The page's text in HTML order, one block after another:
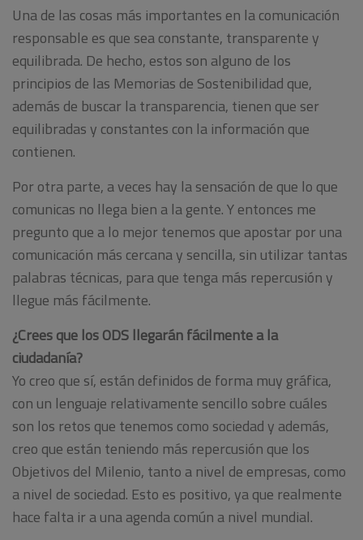
Una de las cosas más importantes en la comunicación
responsable es que sea constante, transparente y
equilibrada. De hecho, estos son alguno de los
principios de las Memorias de Sostenibilidad que,
además de buscar la transparencia, tienen que ser
equilibradas y constantes con la información que
contienen.
Por otra parte, a veces hay la sensación de que lo que
comunicas no llega bien a la gente. Y entonces me
pregunto que a lo mejor tenemos que apostar por una
comunicación más cercana y sencilla, sin utilizar tantas
palabras técnicas, para que tenga más repercusión y
llegue más fácilmente.
¿Crees que los ODS llegarán fácilmente a la
ciudadanía?
Yo creo que sí, están definidos de forma muy gráfica,
con un lenguaje relativamente sencillo sobre cuáles
son los retos que tenemos como sociedad y además,
creo que están teniendo más repercusión que los
Objetivos del Milenio, tanto a nivel de empresas, como
a nivel de sociedad. Esto es positivo, ya que realmente
hace falta ir a una agenda común a nivel mundial.